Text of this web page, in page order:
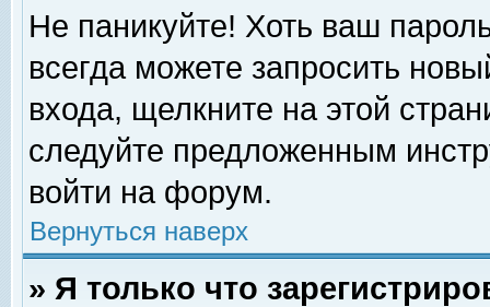
Не паникуйте! Хоть ваш
всегда можете запросить
входа, щелкните на этой
следуйте предложенным
войти на форум.
Вернуться наверх
» Я только что